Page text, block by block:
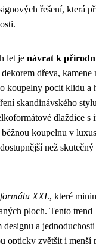
řešení, která
let je návrat k
dřeva, kamene
koupelny pocit klidu a
skandinávského
dlaždice s
koupelnu v
než
XXL, které
ploch. Tento trend
a
opticky zvětšit i menší